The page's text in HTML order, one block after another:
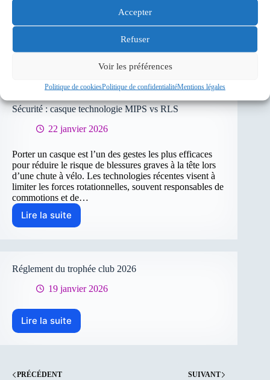
Accepter
Refuser
Voir les préférences
Politique de cookiesPolitique de confidentialitéMentions légales
exprimer notre profonde gratitude envers ceux qui ont
contribué au dynamisme et à la vie de notre club. Tout
d’abord, un grand merci à André pour son engagement
Lire la suite
en
2026
remerciements
nouvelles
au
sein
du
Club
Sécurité : casque technologie MIPS vs RLS
22 janvier 2026
Porter un casque est l’un des gestes les plus efficaces
pour réduire le risque de blessures graves à la tête lors
d’une chute à vélo. Les technologies récentes visent à
limiter les forces rotationnelles, souvent responsables de
commotions et de…
Lire la suite
Sécurité
MIPS
RLS
Réglement du trophée club 2026
19 janvier 2026
Lire la suite
Réglement
du
2026
PRÉCÉDENT SUIVANT